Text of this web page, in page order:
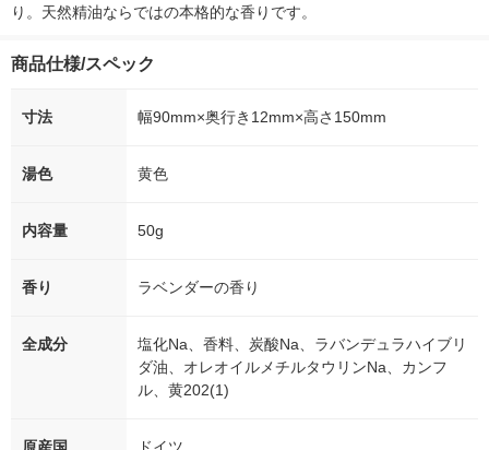
り。天然精油ならではの本格的な香りです。
商品仕様/スペック
寸法 幅90mm×奥行き12mm×高さ150mm
湯色 黄色
内容量 50g
香り ラベンダーの香り
全成分
塩化Na、香料、炭酸Na、ラバンデュラハイブリ
ダ油、オレオイルメチルタウリンNa、カンフ
ル、黄202(1)